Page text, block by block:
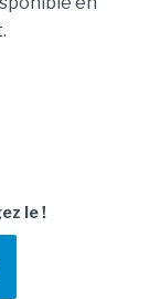
le !